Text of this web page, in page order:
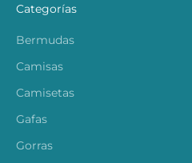
Categorías
Bermudas
Camisas
Camisetas
Gafas
Gorras